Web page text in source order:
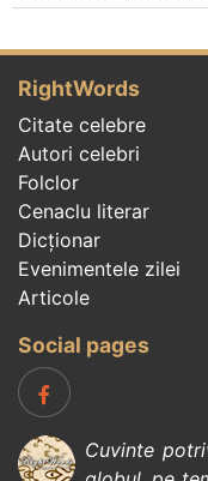
RightWords
Citate celebre
Autori celebri
Folclor
Cenaclu literar
Dicționar
Evenimentele zilei
Articole
Social pages
Cuvinte